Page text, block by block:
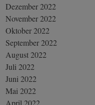
Dezember 2022
November 2022
Oktober 2022
September 2022
August 2022
Juli 2022
Juni 2022
Mai 2022
April 2022